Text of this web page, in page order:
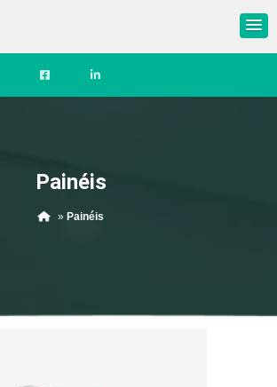
Painéis
» Painéis